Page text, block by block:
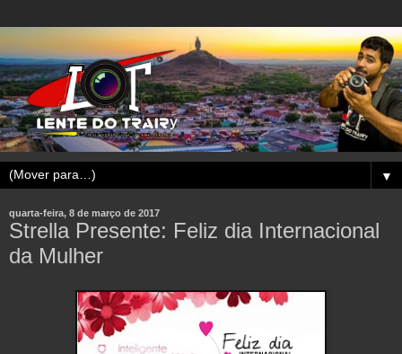
▼
quarta-feira, 8 de março de 2017
Strella Presente: Feliz dia Internacional
da Mulher